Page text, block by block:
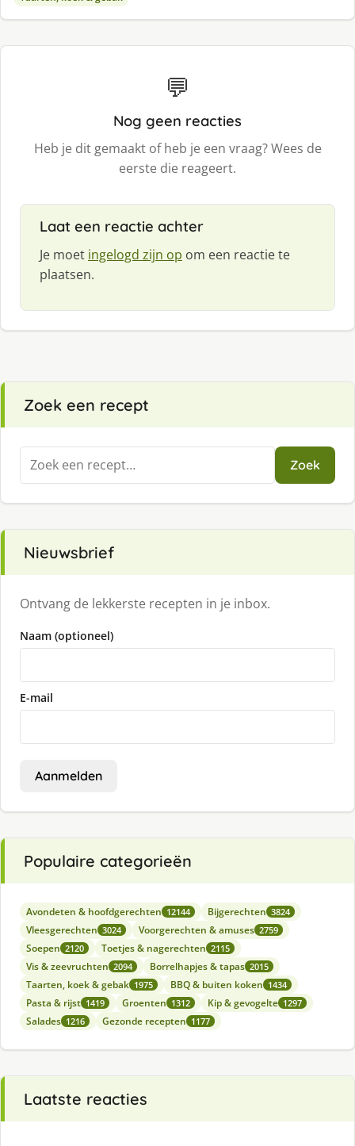
💬
Nog geen reacties
Heb je dit gemaakt of heb je een vraag? Wees de
eerste die reageert.
Laat een reactie achter
Je moet ingelogd zijn op om een reactie te
plaatsen.
Zoek een recept
Zoeken
naar:
Zoek
Nieuwsbrief
Ontvang de lekkerste recepten in je inbox.
Naam (optioneel)
E-mail
Aanmelden
Populaire categorieën
Avondeten & hoofdgerechten 12144 Bijgerechten 3824
Vleesgerechten 3024 Voorgerechten & amuses 2759
Soepen 2120 Toetjes & nagerechten 2115
Vis & zeevruchten 2094 Borrelhapjes & tapas 2015
Taarten, koek & gebak 1975 BBQ & buiten koken 1434
Pasta & rijst 1419 Groenten 1312 Kip & gevogelte 1297
Salades 1216 Gezonde recepten 1177
Laatste reacties